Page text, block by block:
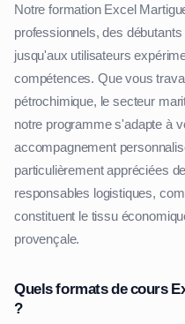
Notre formation Excel
professionnels, des
jusqu'aux utilisateurs
compétences. Que vous
pétrochimique, le secteur
notre programme s'adapte à
accompagnement
particulièrement appréciées
responsables logistiques,
constituent le tissu
provençale.
Quels formats de cours
?